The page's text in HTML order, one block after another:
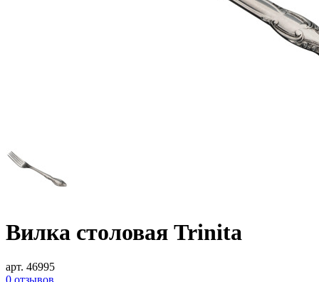
Вилка столовая Trinita
арт. 46995
0 отзывов